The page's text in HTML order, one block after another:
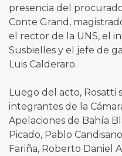
presencia del
Conte Grand,
el rector de la UNS, el
Susbielles y el jefe de
Luis Calderaro.
Luego del acto, Rosatti
integrantes de la
Apelaciones de Bahía
Picado, Pablo
Fariña, Roberto Daniel